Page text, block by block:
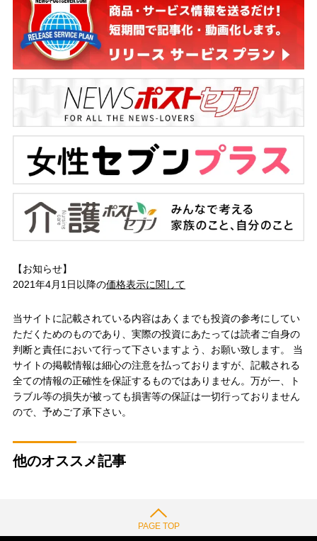
【お知らせ】
2021年4月1日以降の価格表示に関して
当サイトに記載されている内容はあくまでも投資の参考にしてい
ただくためのものであり、実際の投資にあたっては読者ご自身の
判断と責任において行って下さいますよう、お願い致します。 当
サイトの掲載情報は細心の注意を払っておりますが、記載される
全ての情報の正確性を保証するものではありません。万が一、ト
ラブル等の損失が被っても損害等の保証は一切行っておりません
ので、予めご了承下さい。
他のオススメ記事
PAGE TOP